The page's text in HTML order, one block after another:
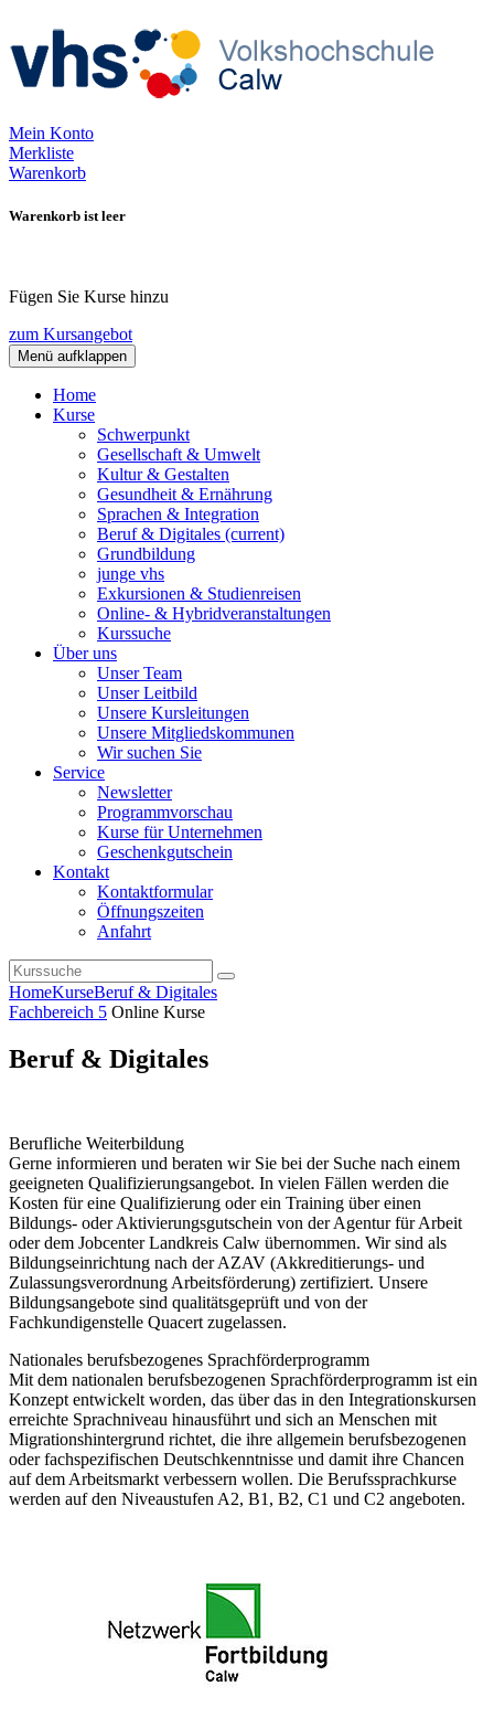
Mein Konto
Merkliste
Warenkorb
Warenkorb ist leer
Fügen Sie Kurse hinzu
zum Kursangebot
Menü aufklappen
Home
Kurse
Schwerpunkt
Gesellschaft & Umwelt
Kultur & Gestalten
Gesundheit & Ernährung
Sprachen & Integration
Beruf & Digitales (current)
Grundbildung
junge vhs
Exkursionen & Studienreisen
Online- & Hybridveranstaltungen
Kurssuche
Über uns
Unser Team
Unser Leitbild
Unsere Kursleitungen
Unsere Mitgliedskommunen
Wir suchen Sie
Service
Newsletter
Programmvorschau
Kurse für Unternehmen
Geschenkgutschein
Kontakt
Kontaktformular
Öffnungszeiten
Anfahrt
HomeKurseBeruf & Digitales
Fachbereich 5 Online Kurse
Beruf & Digitales
Berufliche Weiterbildung
Gerne informieren und beraten wir Sie bei der Suche nach einem
geeigneten Qualifizierungsangebot. In vielen Fällen werden die
Kosten für eine Qualifizierung oder ein Training über einen
Bildungs- oder Aktivierungsgutschein von der Agentur für Arbeit
oder dem Jobcenter Landkreis Calw übernommen. Wir sind als
Bildungseinrichtung nach der AZAV (Akkreditierungs- und
Zulassungsverordnung Arbeitsförderung) zertifiziert. Unsere
Bildungsangebote sind qualitätsgeprüft und von der
Fachkundigenstelle Quacert zugelassen.
Nationales berufsbezogenes Sprachförderprogramm
Mit dem nationalen berufsbezogenen Sprachförderprogramm ist ein
Konzept entwickelt worden, das über das in den Integrationskursen
erreichte Sprachniveau hinausführt und sich an Menschen mit
Migrationshintergrund richtet, die ihre allgemein berufsbezogenen
oder fachspezifischen Deutschkenntnisse und damit ihre Chancen
auf dem Arbeitsmarkt verbessern wollen. Die Berufssprachkurse
werden auf den Niveaustufen A2, B1, B2, C1 und C2 angeboten.